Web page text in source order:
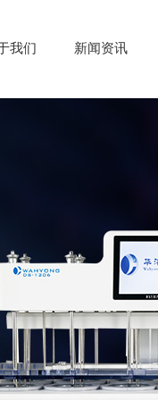
我们 新闻资讯